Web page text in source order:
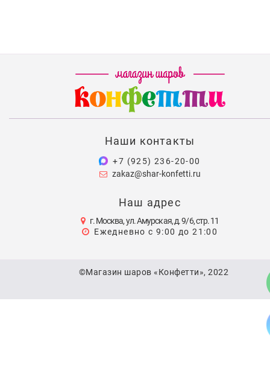
Наши контакты
+7 (925) 236-20-00
zakaz@shar-konfetti.ru
Наш адрес
г. Москва, ул. Амурская, д. 9/6, стр. 11
Ежедневно с 9:00 до 21:00
©Магазин шаров «Конфетти», 2022